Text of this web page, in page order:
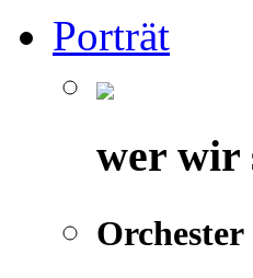
Porträt
wer wir
Orchester